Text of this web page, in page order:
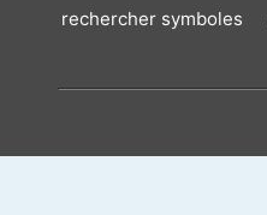
rechercher symboles